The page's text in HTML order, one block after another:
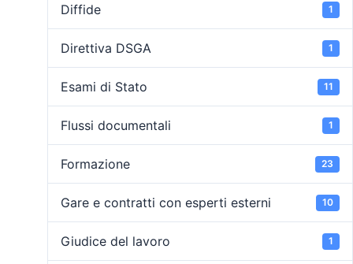
Diffide 1
Direttiva DSGA 1
Esami di Stato 11
Flussi documentali 1
Formazione 23
Gare e contratti con esperti esterni 10
Giudice del lavoro 1